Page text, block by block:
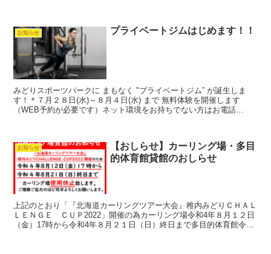
お知らせ プライベートジムはじめます！！
みどりスポーツパークに まもなく "プライベートジム” が誕生しま
す！＊７月２８日(水)～８月４日(水) まで 無料体験を開催します
（WEB予約が必要です）ネット環境をお持ちでない方はお電話
お知らせ
【おしらせ】カーリング場・多目
的体育館貸館のおしらせ
上記のとおり「『北海道カーリングツアー大会』稚内みどりＣＨＡＬ
ＬＥＮＧＥ ＣＵＰ2022」開催の為カーリング場令和4年８月１２日
（金）17時から令和4年８月２１日（日）終日まで多目的体育館令和